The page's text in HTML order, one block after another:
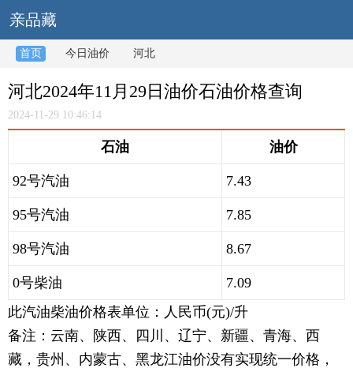
亲品藏
首页 今日油价 河北
河北2024年11月29日油价石油价格查询
2024-11-29 10:46:14
石油 油价
92号汽油 7.43
95号汽油 7.85
98号汽油 8.67
0号柴油
7.09
此汽油柴油价格表单位：人民币(元)/升
备注：云南、陕西、四川、辽宁、新疆、青海、西
藏，贵州、内蒙古、黑龙江油价没有实现统一价格，